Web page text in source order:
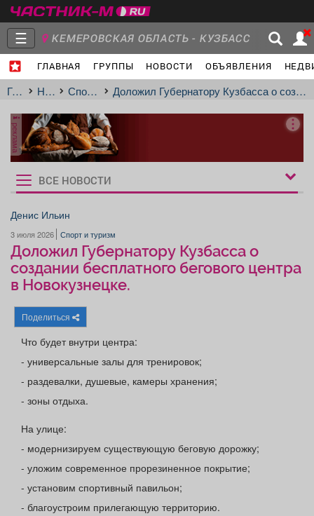
☰ КЕМЕРОВСКАЯ ОБЛАСТЬ - КУЗБАСС
ГЛАВНАЯ ГРУППЫ НОВОСТИ ОБЪЯВЛЕНИЯ
Главная
Группы Новости
Объявления Недвижимость Услуги
Работа
Афиша
Товары
Я - пенсионер
ГлавнаяНовостиСпорт и туризм Доложил Губернатору Кузбасса о создании бесплатного бегового центра в Новокузнецке.
реклама
Рукбрики
новостей
ВСЕ НОВОСТИ
Денис Ильин
3 июля 2026 Спорт и туризм
Доложил Губернатору Кузбасса о
создании бесплатного бегового центра
в Новокузнецке.
Поделиться
Что будет внутри центра:
- универсальные залы для тренировок;
- раздевалки, душевые, камеры хранения;
- зоны отдыха.
На улице:
- модернизируем существующую беговую дорожку;
- уложим современное прорезиненное покрытие;
- установим спортивный павильон;
- благоустроим прилегающую территорию.